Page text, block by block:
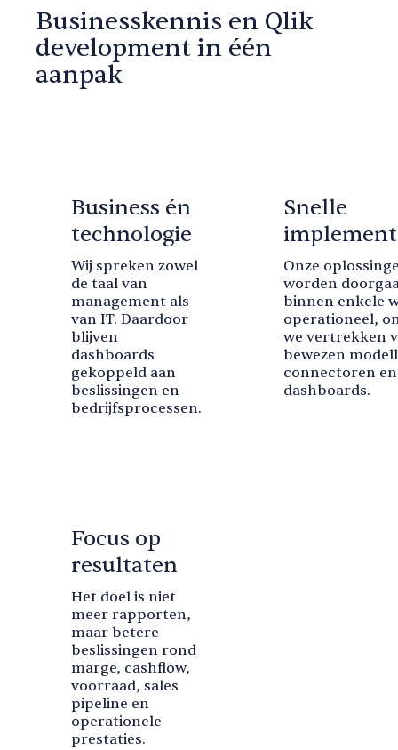
Businesskennis en Qlik
development in één
aanpak
Business én
technologie
Wij spreken zowel
de taal van
management als
van IT. Daardoor
blijven
dashboards
gekoppeld aan
beslissingen en
bedrijfsprocessen.
Snelle
Onze
worden
binnen enkele
operationeel,
we vertrekken
bewezen
connectoren en
dashboards.
Focus op
resultaten
Het doel is niet
meer rapporten,
maar betere
beslissingen rond
marge, cashflow,
voorraad, sales
pipeline en
operationele
prestaties.